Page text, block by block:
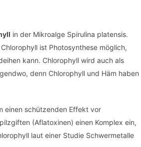
in der Mikroalge Spirulina platensis.
ist Photosynthese möglich,
kann. Chlorophyll wird auch als
denn Chlorophyll und Häm haben
einen schützenden Effekt vor
(Aflatoxinen) einen Komplex ein,
laut einer Studie Schwermetalle